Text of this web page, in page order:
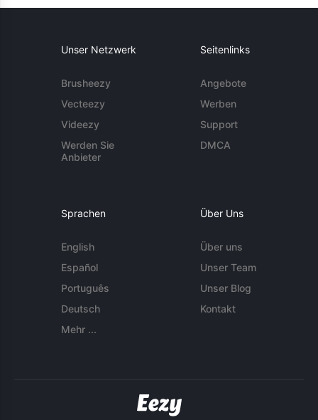
Unser Netzwerk
Brusheezy
Vecteezy
Videezy
Werden Sie
Anbieter
Seitenlinks
Angebote
Werben
Support
DMCA
Sprachen
English
Español
Português
Deutsch
Mehr ...
Über Uns
Über uns
Unser Team
Unser Blog
Kontakt